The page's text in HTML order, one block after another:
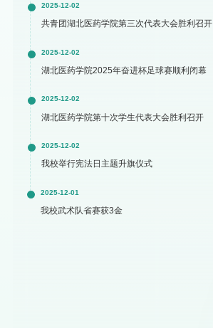
2025-12-02
共青团湖北医药学院第三次代表大会胜利召开
2025-12-02
湖北医药学院2025年奋进杯足球赛顺利闭幕
2025-12-02
湖北医药学院第十次学生代表大会胜利召开
2025-12-02
我校举行宪法日主题升旗仪式
2025-12-01
我校武术队省赛获3金